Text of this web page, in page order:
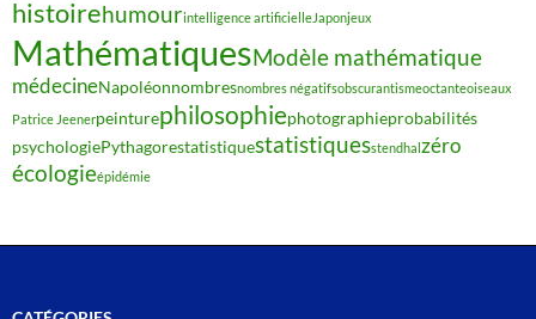
histoirehumourintelligence artificielleJaponjeux
MathématiquesModèle mathématique
médecineNapoléonnombresnombres négatifsobscurantismeoctanteoiseaux
Patrice Jeenerpeinturephilosophiephotographieprobabilités
psychologiePythagorestatistiquestatistiquesstendhalzéro
écologieépidémie